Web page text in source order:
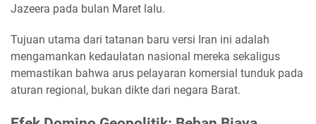
Jazeera pada bulan Maret lalu.
Tujuan utama dari tatanan baru versi Iran ini adalah
mengamankan kedaulatan nasional mereka sekaligus
memastikan bahwa arus pelayaran komersial tunduk pada
aturan regional, bukan dikte dari negara Barat.